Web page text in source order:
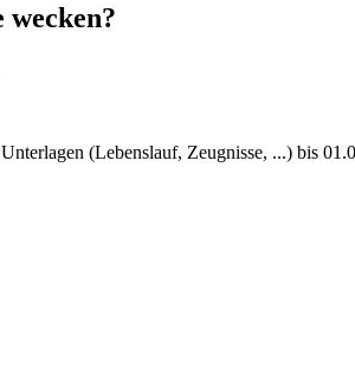
(Lebenslauf, Zeugnisse, ...) bis